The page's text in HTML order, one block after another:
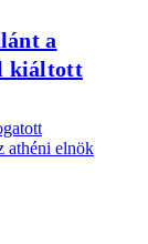
a
kiáltott
athéni elnök